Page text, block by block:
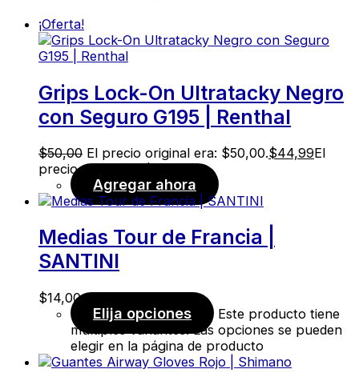
¡Oferta!
Grips Lock-On Ultratacky Negro
con Seguro G195 | Renthal
$50,00 El precio original era: $50,00.$44,99El
precio actual es: $44,99.
Agregar ahora
Medias Tour de Francia |
SANTINI
$14,00
Elija opciones
Este producto tiene
múltiples variantes. Las opciones se pueden
elegir en la página de producto